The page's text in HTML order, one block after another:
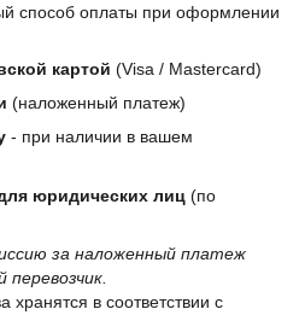
способ оплаты при оформлении
картой (Visa / Mastercard)
(наложенный платеж)
- при наличии в вашем
юридических лиц (по
за наложенный платеж
хранятся в соответствии с